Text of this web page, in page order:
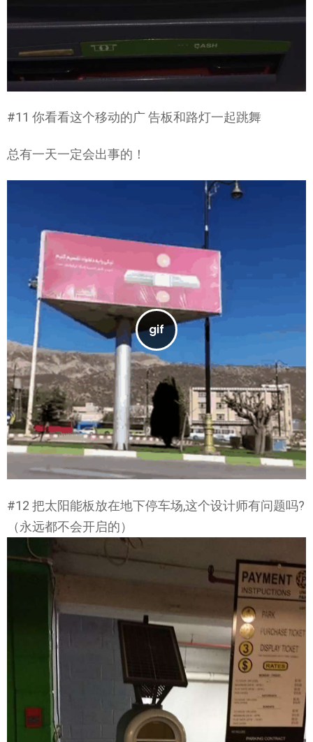
#11 你看看这个移动的广 告板和路灯一起跳舞
总有一天一定会出事的！
#12 把太阳能板放在地下停车场,这个设计师有问题吗?
（永远都不会开启的）